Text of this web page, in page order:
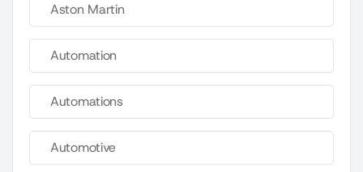
Aston Martin
Automation
Automations
Automotive